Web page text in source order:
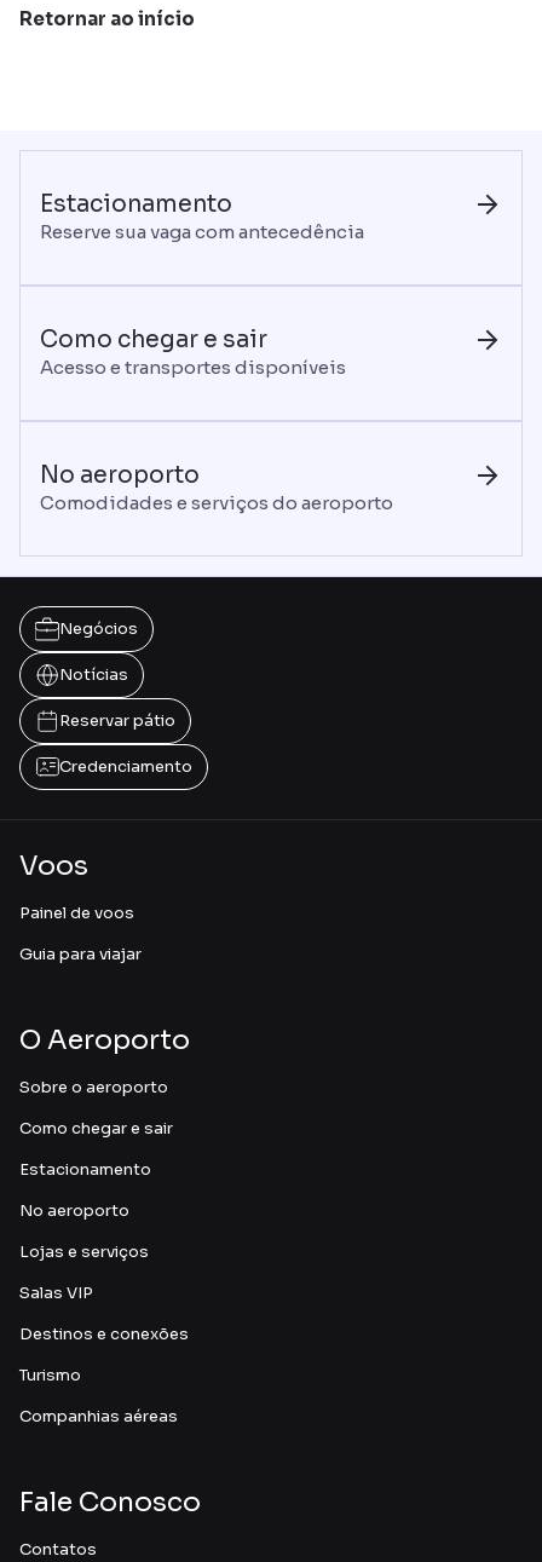
Retornar ao início
Estacionamento
Reserve sua vaga com antecedência
Como chegar e sair
Acesso e transportes disponíveis
No aeroporto
Comodidades e serviços do aeroporto
Negócios
Notícias
Reservar pátio
Credenciamento
Voos
Painel de voos
Guia para viajar
O Aeroporto
Sobre o aeroporto
Como chegar e sair
Estacionamento
No aeroporto
Lojas e serviços
Salas VIP
Destinos e conexões
Turismo
Companhias aéreas
Fale Conosco
Contatos